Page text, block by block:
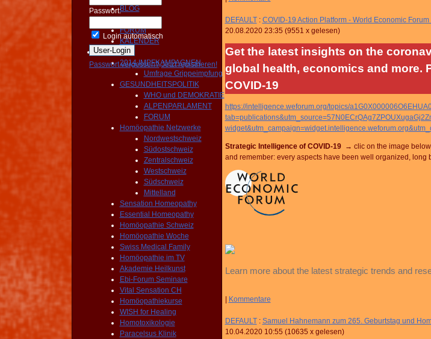
BLOG
NEWS
FORUM
KALENDER
Aktivitäten
2014 IMPFKAMPAGNEN
Umfrage Grippeimpfung
GESUNDHEITSPOLITIK
WHO und DEMOKRATIE
ALPENPARLAMENT
FORUM
Homöopathie Netzwerke
Nordwestschweiz
Südostschweiz
Zentralschweiz
Westschweiz
Südschweiz
Mittelland
Sensation Homeopathy
Essential Homeopathy
Homöopathie Schweiz
Homöopathie Woche
Swiss Medical Family
Homöopathie im TV
Akademie Heilkunst
Ebi-Forum Seminare
Vital Sensation CH
Homöopathiekurse
WISH for Healing
Homotoxikologie
Paracelsus Klinik
Passwort:
Login automatisch
Passwort vergessen? Jetzt registrieren!
DEFAULT: COVID-19 Action Platform - World Economic
20.08.2020 23:35 (9551 x gelesen)
Get the latest insights on the
global health, economics and more.
COVID-19
https://intelligence.weforum.org/topics/
Strategic Intelligence of COVID-19 → clic on the image
and remember: every aspects have been well organized, long
Learn more about the latest strategic trends and
Kommentare
DEFAULT: Samuel Hahnemann zum 265. Geburtstag und
10.04.2020 10:55 (10635 x gelesen)